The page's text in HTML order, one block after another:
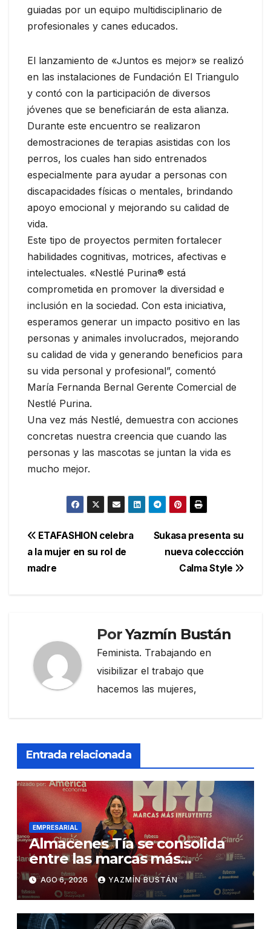
guiadas por un equipo multidisciplinario de
profesionales y canes educados.
El lanzamiento de «Juntos es mejor» se realizó
en las instalaciones de Fundación El Triangulo
y contó con la participación de diversos
jóvenes que se beneficiarán de esta alianza.
Durante este encuentro se realizaron
demostraciones de terapias asistidas con los
perros, los cuales han sido entrenados
especialmente para ayudar a personas con
discapacidades físicas o mentales, brindando
apoyo emocional y mejorando su calidad de
vida.
Este tipo de proyectos permiten fortalecer
habilidades cognitivas, motrices, afectivas e
intelectuales. «Nestlé Purina® está
comprometida en promover la diversidad e
inclusión en la sociedad. Con esta iniciativa,
esperamos generar un impacto positivo en las
personas y animales involucrados, mejorando
su calidad de vida y generando beneficios para
su vida personal y profesional”, comentó
María Fernanda Bernal Gerente Comercial de
Nestlé Purina.
Una vez más Nestlé, demuestra con acciones
concretas nuestra creencia que cuando las
personas y las mascotas se juntan la vida es
mucho mejor.
Navegación
de
Sukasa presenta su
nueva coleccción
Calma Style
ETAFASHION celebra
a la mujer en su rol de
madre
PorYazmín Bustán
Feminista. Trabajando en
visibilizar el trabajo que
hacemos las mujeres,
Entrada relacionada
EMPRESARIAL
Almacenes Tía se consolida
entre las marcas más
influyentes del Ecuador
AGO 6, 2026 YAZMÍN BUSTÁN